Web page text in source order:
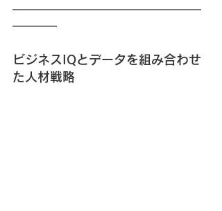
━━━━━━━━━━━━━━━━━
━━━━
ビジネスIQとデータを組み合わせ
た人材戦略